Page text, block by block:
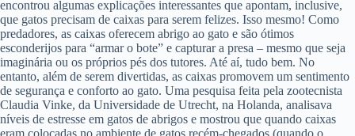
encontrou algumas explicações interessantes que apontam, inclusive,
que gatos precisam de caixas para serem felizes. Isso mesmo! Como
predadores, as caixas oferecem abrigo ao gato e são ótimos
esconderijos para “armar o bote” e capturar a presa – mesmo que seja
imaginária ou os próprios pés dos tutores. Até aí, tudo bem. No
entanto, além de serem divertidas, as caixas promovem um sentimento
de segurança e conforto ao gato. Uma pesquisa feita pela zootecnista
Claudia Vinke, da Universidade de Utrecht, na Holanda, analisava
níveis de estresse em gatos de abrigos e mostrou que quando caixas
eram colocadas no ambiente de gatos recém-chegados (quando o